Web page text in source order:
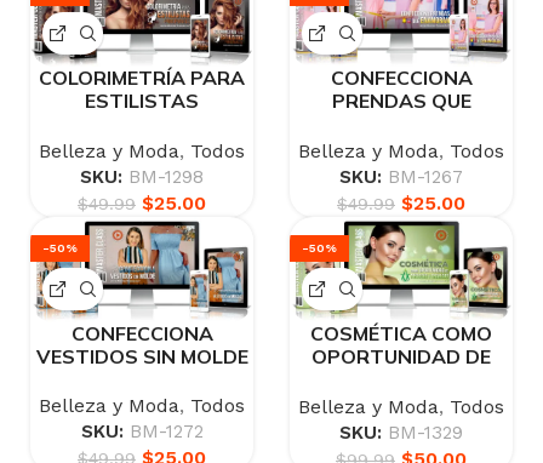
COLORIMETRÍA PARA
ESTILISTAS
Belleza y Moda, Todos
SKU: BM-1298
$49.99 $25.00
CONFECCIONA
PRENDAS QUE
Belleza y Moda, Todos
SKU: BM-1267
$49.99 $25.00
-50%
CONFECCIONA
VESTIDOS SIN MOLDE
Belleza y Moda, Todos
SKU: BM-1272
$49.99 $25.00
-50%
COSMÉTICA COMO
OPORTUNIDAD DE
Belleza y Moda, Todos
SKU: BM-1329
$99.99 $50.00